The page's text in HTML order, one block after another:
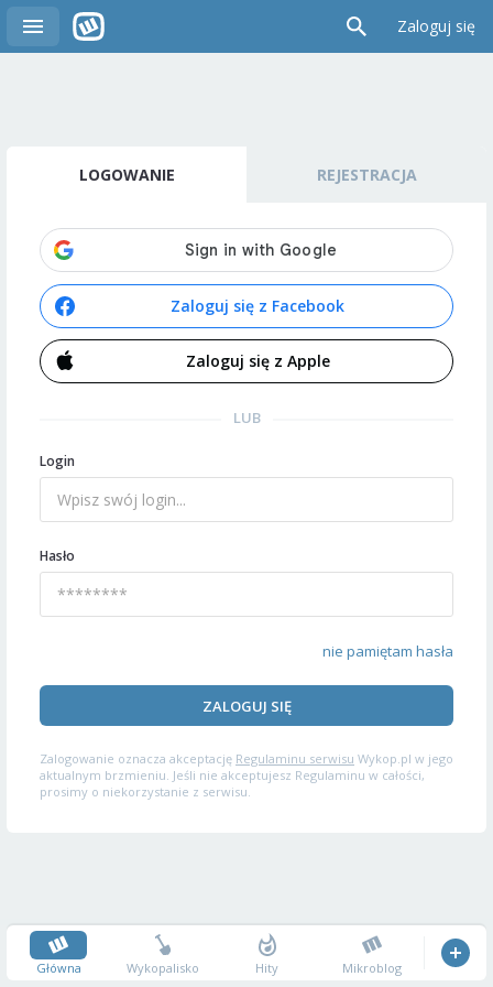
Zaloguj się
LOGOWANIE REJESTRACJA
Zaloguj się z Facebook
Zaloguj się z Apple
LUB
Login
Hasło
nie pamiętam hasła
ZALOGUJ SIĘ
Zalogowanie oznacza akceptację Regulaminu serwisu Wykop.pl w jego
aktualnym brzmieniu. Jeśli nie akceptujesz Regulaminu w całości,
prosimy o niekorzystanie z serwisu.
Główna Wykopalisko Hity Mikroblog